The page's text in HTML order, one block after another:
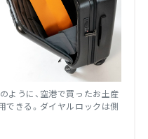
ように、空港で買ったお土産
できる。ダイヤルロックは側